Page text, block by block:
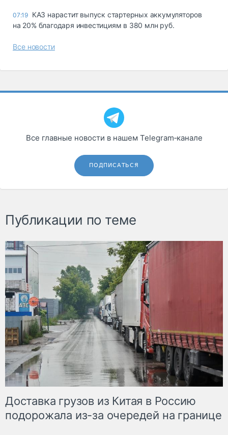
07:19 КАЗ нарастит выпуск стартерных аккумуляторов
на 20% благодаря инвестициям в 380 млн руб.
Все новости
Все главные новости в нашем Telegram‑канале
ПОДПИСАТЬСЯ
Публикации по теме
Доставка грузов из Китая в Россию
подорожала из-за очередей на границе